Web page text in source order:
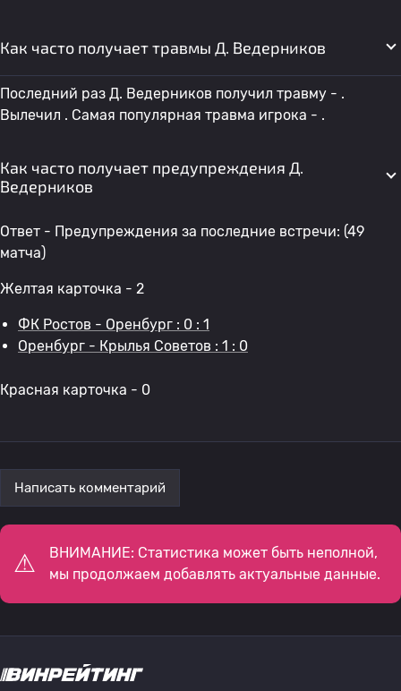
Как часто получает травмы Д. Ведерников
Последний раз Д. Ведерников получил травму - .
Вылечил . Самая популярная травма игрока - .
Как часто получает предупреждения Д.
Ведерников
Ответ - Предупреждения за последние встречи: (49
матча)
Желтая карточка - 2
ФК Ростов - Оренбург : 0 : 1
Оренбург - Крылья Советов : 1 : 0
Красная карточка - 0
Написать комментарий
ВНИМАНИЕ: Статистика может быть неполной,
мы продолжаем добавлять актуальные данные.